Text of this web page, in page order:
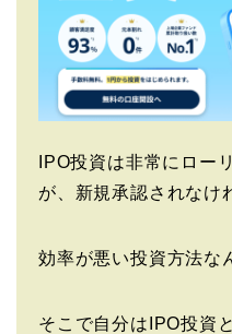
IPO投資は非常にロー
が、新規承認されなけ
効率が悪い投資方法な
そこで自分はIPO投資